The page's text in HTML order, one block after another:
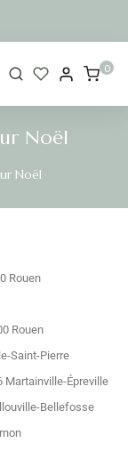
0
Noël
Noël
Rouen
Rouen
Saint-Pierre
Martainville-Épreville
Bellefosse